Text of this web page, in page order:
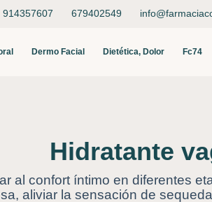
914357607 679402549
Dermo Facial Dietética, Dolor Fc74
Hidratante
al confort íntimo en diferentes
aliviar la sensación de